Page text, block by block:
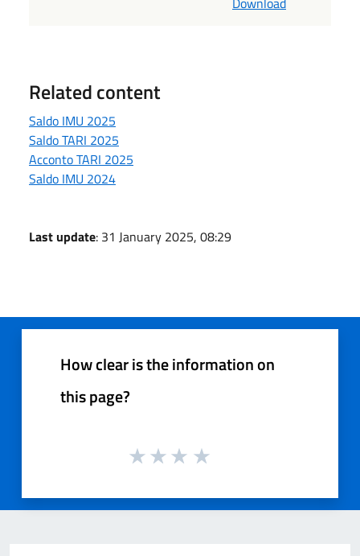
Related content
Saldo IMU 2025
Saldo TARI 2025
Acconto TARI 2025
Saldo IMU 2024
Last update: 31 January 2025, 08:29
How clear is the information on
this page?